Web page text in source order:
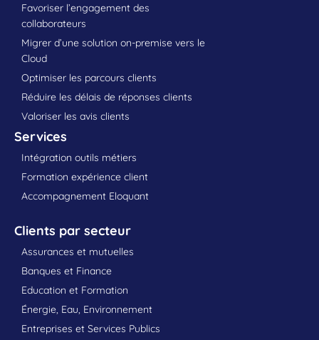
Favoriser l’engagement des
collaborateurs
Migrer d’une solution on-premise vers le
Cloud
Optimiser les parcours clients
Réduire les délais de réponses clients
Valoriser les avis clients
Services
Intégration outils métiers
Formation expérience client
Accompagnement Eloquant
Clients par secteur
Assurances et mutuelles
Banques et Finance
Education et Formation
Énergie, Eau, Environnement
Entreprises et Services Publics